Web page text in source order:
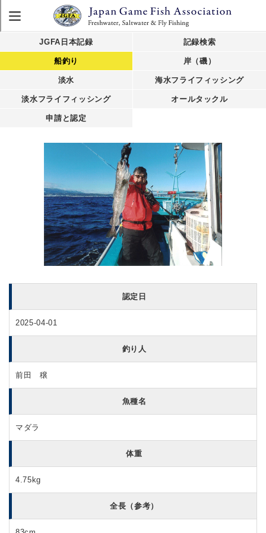
JGFA日本記録 記録検索
船釣り 岸（磯）
淡水 海水フライフィッシング
淡水フライフィッシング オールタックル
申請と認定
認定日
2025-04-01
釣り人
前田 穣
魚種名
マダラ
体重
4.75kg
全長（参考）